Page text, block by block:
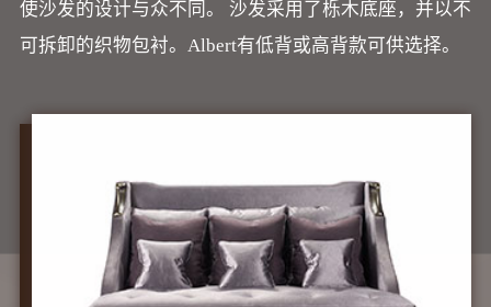
使沙发的设计与众不同。 沙发采用了栎木底座，并以不
可拆卸的织物包衬。Albert有低背或高背款可供选择。